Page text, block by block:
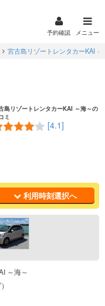
予約確認 メニュー
宮古島リゾートレンタカーKAI
島リゾートレンタカーKAI ～海～の
ミ
[4.1]
利用時刻選択へ
～海～